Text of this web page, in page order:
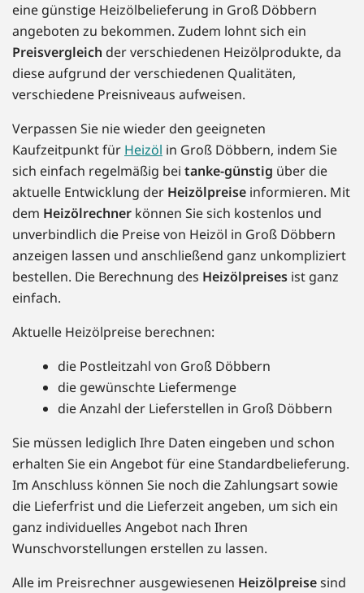
eine günstige Heizölbelieferung in Groß Döbbern
angeboten zu bekommen. Zudem lohnt sich ein
Preisvergleich der verschiedenen Heizölprodukte, da
diese aufgrund der verschiedenen Qualitäten,
verschiedene Preisniveaus aufweisen.
Verpassen Sie nie wieder den geeigneten
Kaufzeitpunkt für Heizöl in Groß Döbbern, indem Sie
sich einfach regelmäßig bei tanke-günstig über die
aktuelle Entwicklung der Heizölpreise informieren. Mit
dem Heizölrechner können Sie sich kostenlos und
unverbindlich die Preise von Heizöl in Groß Döbbern
anzeigen lassen und anschließend ganz unkompliziert
bestellen. Die Berechnung des Heizölpreises ist ganz
einfach.
Aktuelle Heizölpreise berechnen:
die Postleitzahl von Groß Döbbern
die gewünschte Liefermenge
die Anzahl der Lieferstellen in Groß Döbbern
Sie müssen lediglich Ihre Daten eingeben und schon
erhalten Sie ein Angebot für eine Standardbelieferung.
Im Anschluss können Sie noch die Zahlungsart sowie
die Lieferfrist und die Lieferzeit angeben, um sich ein
ganz individuelles Angebot nach Ihren
Wunschvorstellungen erstellen zu lassen.
Alle im Preisrechner ausgewiesenen Heizölpreisesind